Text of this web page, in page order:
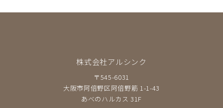
株式会社アルシンク
〒545-6031
大阪市阿倍野区阿倍野筋 1-1-43
あべのハルカス 31F